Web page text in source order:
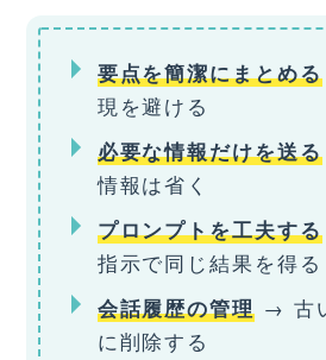
要点を簡潔にまとめる
現を避ける
必要な情報だけを送る
情報は省く
プロンプトを工夫する
指示で同じ結果を得る
会話履歴の管理 → 古
に削除する